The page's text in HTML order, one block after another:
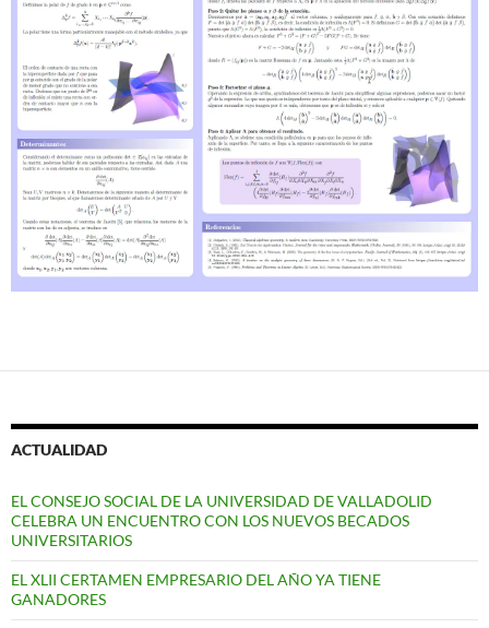
ACTUALIDAD
EL CONSEJO SOCIAL DE LA UNIVERSIDAD DE VALLADOLID
CELEBRA UN ENCUENTRO CON LOS NUEVOS BECADOS
UNIVERSITARIOS
EL XLII CERTAMEN EMPRESARIO DEL AÑO YA TIENE
GANADORES